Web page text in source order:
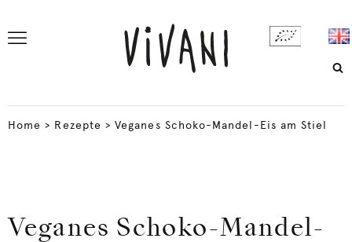
Home > Rezepte >Veganes Schoko-Mandel-Eis am Stiel
Veganes Schoko-Mandel-